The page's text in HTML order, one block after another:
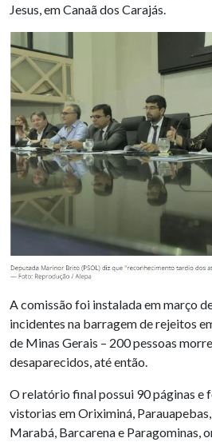
Jesus, em Canaã dos Carajás.
A comissão foi instalada em março
incidentes na barragem de rejeitos
de Minas Gerais – 200 pessoas
desaparecidos, até então.
O relatório final possui 90 páginas e
vistorias em Oriximiná,
Marabá, Barcarena e Paragominas,